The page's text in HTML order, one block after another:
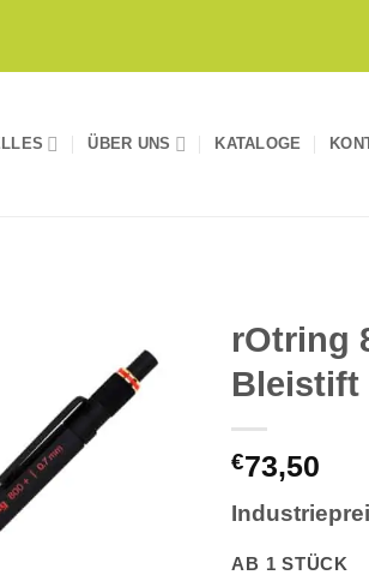
ÜBER UNS KATALOGE
Auf die
Merkliste
rOtring
Bleistift
€73,50
AB 1 STÜCK